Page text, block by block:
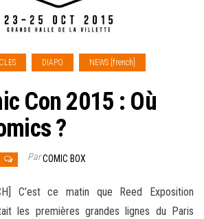
DIAPO NEWS [french]
Con 2015 : Où
?
ParCOMIC BOX
C’est ce matin que Reed Exposition
les premières grandes lignes du Paris